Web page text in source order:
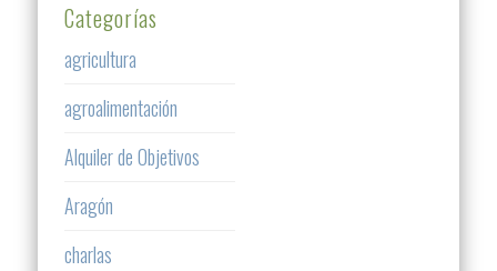
Categorías
agricultura
agroalimentación
Alquiler de Objetivos
Aragón
charlas